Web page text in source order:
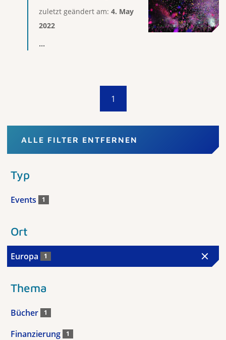
zuletzt geändert am: 4. May
2022
...
1
ALLE FILTER ENTFERNEN
Typ
Events 1
Ort
Europa 1
Thema
Bücher 1
Finanzierung 1